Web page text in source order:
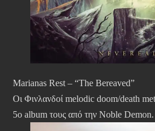
Marianas Rest – “The Bereaved”
Οι Φινλανδοί melodic doom/death
5ο album τους από την Noble Demon.